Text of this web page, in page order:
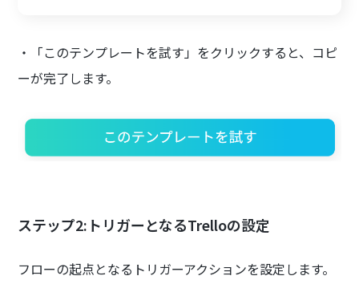
・「このテンプレートを試す」をクリックすると、コピ
ーが完了します。
ステップ2:トリガーとなるTrelloの設定
フローの起点となるトリガーアクションを設定します。